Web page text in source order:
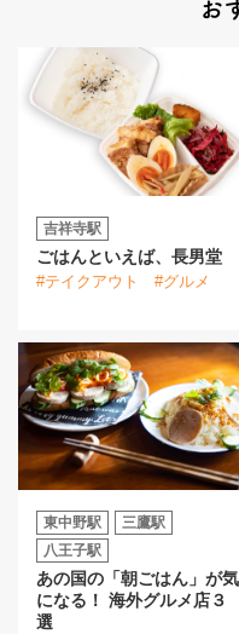
お
吉祥寺駅
ごはんといえば、長男堂
#テイクアウト #グルメ
東中野駅
三鷹駅
八王子駅
あの国の「朝ごはん」が気
になる！ 海外グルメ店３
選